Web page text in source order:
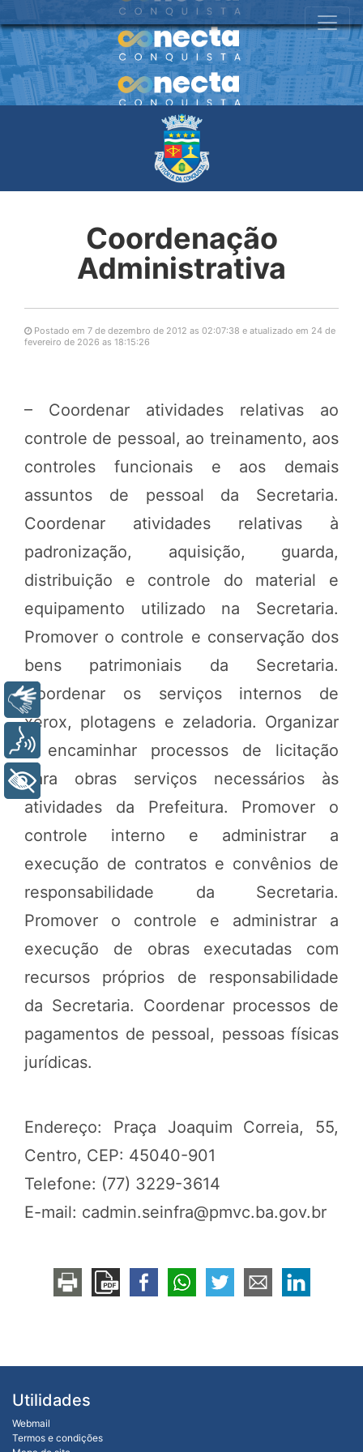
Coordenação
Administrativa
Postado em 7 de dezembro de 2012 as 02:07:38 e atualizado em 24 de
fevereiro de 2026 as 18:15:26
– Coordenar atividades relativas ao
controle de pessoal, ao treinamento, aos
controles funcionais e aos demais
assuntos de pessoal da Secretaria.
Coordenar atividades relativas à
padronização, aquisição, guarda,
distribuição e controle do material e
equipamento utilizado na Secretaria.
Promover o controle e conservação dos
bens patrimoniais da Secretaria.
Coordenar os serviços internos de
xérox, plotagens e zeladoria. Organizar
e encaminhar processos de licitação
para obras serviços necessários às
atividades da Prefeitura. Promover o
controle interno e administrar a
execução de contratos e convênios de
responsabilidade da Secretaria.
Promover o controle e administrar a
execução de obras executadas com
recursos próprios de responsabilidade
da Secretaria. Coordenar processos de
pagamentos de pessoal, pessoas físicas
jurídicas.
Endereço: Praça Joaquim Correia, 55,
Centro, CEP: 45040-901
Telefone: (77) 3229-3614
E-mail: cadmin.seinfra@pmvc.ba.gov.br
Utilidades
Webmail
Termos e condições
Libras
+ Acessibilidade